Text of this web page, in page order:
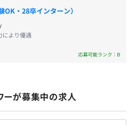
構築/BIダッシュボード構築
データレイク、BIダッシュボード
ビジネスマッチングサイト
構築
フルサーバレス構成で構築
・厚生年金加入・雇用保険・労災
・28卒インターン）
により優遇
応募可能ランク：B
ーが募集中の求人